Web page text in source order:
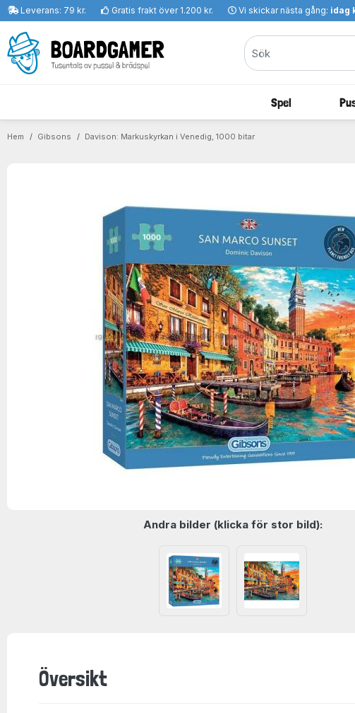
Leverans: 79 kr. Gratis frakt över 1.200 kr. Vi skickar nästa gång: idag
Spel
Hem Gibsons Davison: Markuskyrkan i Venedig, 1000 bitar
Andra bilder (klicka för stor bild):
Översikt